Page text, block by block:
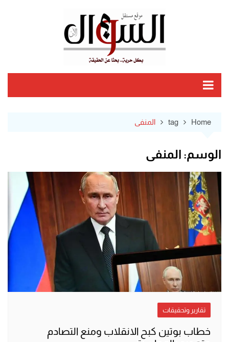
Home
tag المنفى
الوسم: المنفى
تقارير وتحقيقات
خطاب بوتين كبح الانقلاب ومنع التصادم